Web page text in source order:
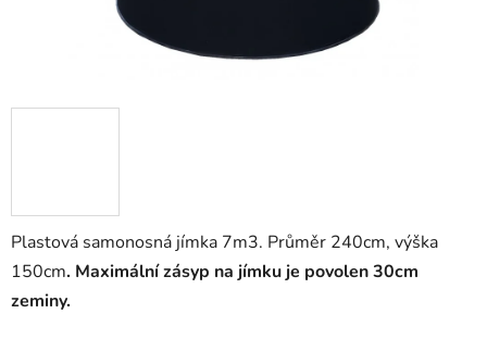
Plastová samonosná jímka 7m3. Průměr 240cm, výška
150cm. Maximální zásyp na jímku je povolen 30cm
zeminy.